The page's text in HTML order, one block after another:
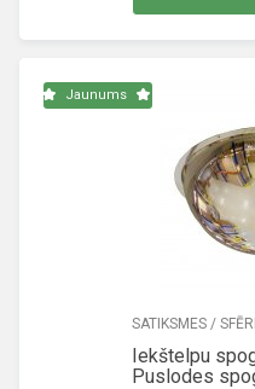
SATIKSMES /
Iekštelpu
Puslodes
Jaunums